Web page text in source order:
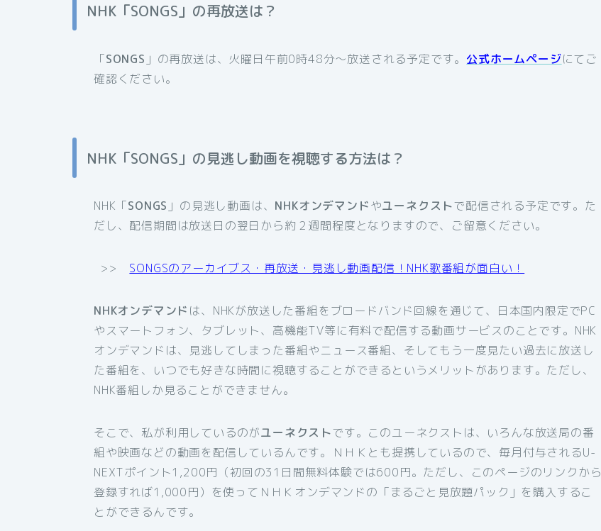
NHK「SONGS」の再放送は？
「SONGS 」の再放送は、火曜日午前0時48分〜放送される予定です。 公式ホームページにてご
確認ください。
NHK「SONGS」の見逃し動画を視聴する方法は？
NHK「SONGS 」の見逃し動画は、 NHKオンデマンドやユーネクストで配信される予定です。た
だし、配信期間は放送日の翌日から約２週間程度となりますので、ご留意ください。
>> SONGSのアーカイブス・再放送・見逃し動画配信！NHK歌番組が面白い！
NHKオンデマンド は、NHKが放送した番組をブロードバンド回線を通じて、日本国内限定でPC
やスマートフォン、タブレット、高機能TV等に有料で配信する動画サービスのことです。NHK
オンデマンドは、見逃してしまった番組やニュース番組、そしてもう一度見たい過去に放送し
た番組を、いつでも好きな時間に視聴することができるというメリットがあります。ただし、
NHK番組しか見ることができません。
そこで、私が利用しているのがユーネクストです。このユーネクストは、いろんな放送局の番
組や映画などの動画を配信しているんです。ＮＨＫとも提携しているので、毎月付与されるU-
NEXTポイント1,200円（初回の31日間無料体験では600円。ただし、このページのリンクから
登録すれば1,000円）を使ってＮＨＫオンデマンドの「まるごと見放題パック」を購入するこ
とができるんです。